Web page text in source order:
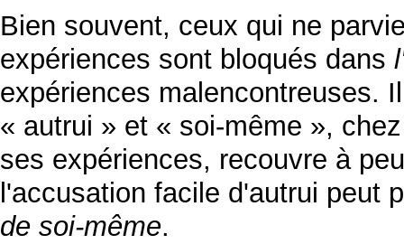
Bien souvent, ceux qui ne
expériences sont bloqués dans
expériences malencontreuses.
« autrui » et « soi-même »,
ses expériences, recouvre à
l'accusation facile d'autrui peut
de soi-même.